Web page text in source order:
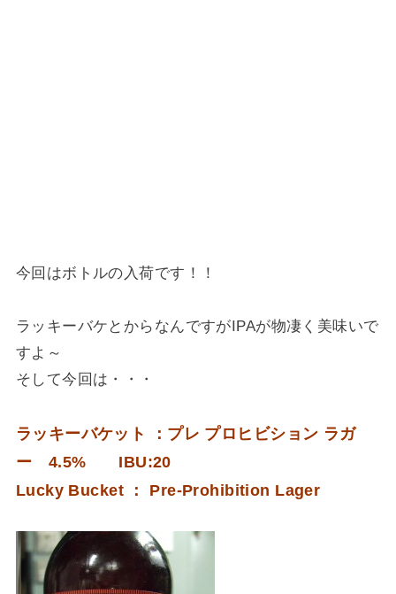
今回はボトルの入荷です！！
ラッキーバケとからなんですがIPAが物凄く美味いで
すよ～
そして今回は・・・
ラッキーバケット ：プレ プロヒビション ラガ
ー 4.5% IBU:20
Lucky Bucket ： Pre-Prohibition Lager